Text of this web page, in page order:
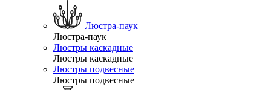
Люстра-паук
Люстра-паук
Люстры каскадные
Люстры каскадные
Люстры подвесные
Люстры подвесные